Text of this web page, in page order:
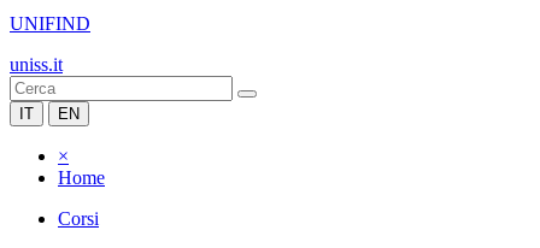
UNIFIND
uniss.it
IT EN
×
Home
Corsi